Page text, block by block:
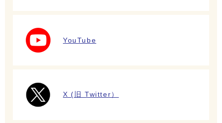
YouTube
X (旧 Twitter）